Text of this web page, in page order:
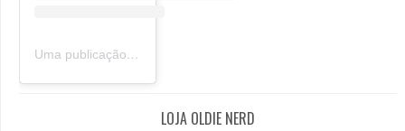
Uma publicação compartilhada por Oldie Nerd (@oldie_nerd)
LOJA OLDIE NERD